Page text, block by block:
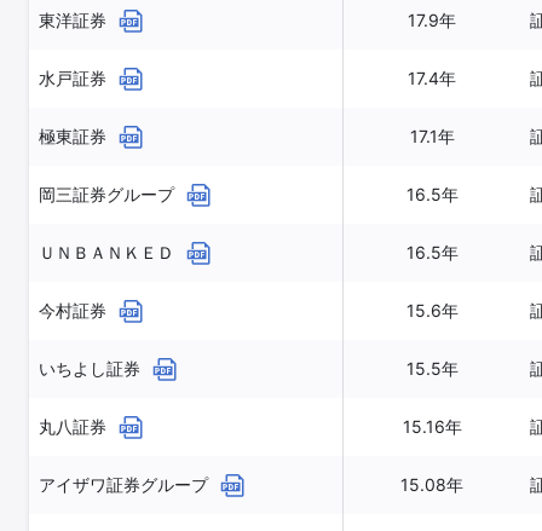
東洋証券 17.9年
水戸証券 17.4年
極東証券 17.1年
岡三証券グループ 16.5年
ＵＮＢＡＮＫＥＤ 16.5年
今村証券 15.6年
いちよし証券 15.5年
丸八証券 15.16年
アイザワ証券グループ 15.08年